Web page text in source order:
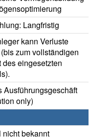
Langfristig
kann Verluste
zum vollständigen
des eingesetzten
Ausführungsgeschäft
only)
nicht bekannt